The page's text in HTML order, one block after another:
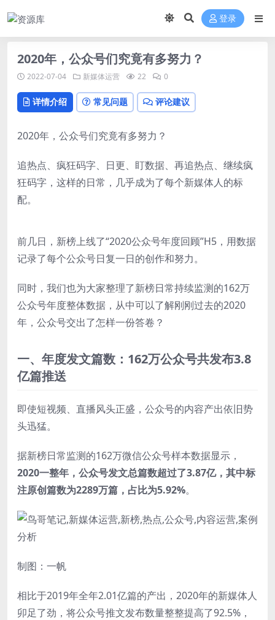
登录
2020年，公众号们究竟有多努力？
2022-07-04 新媒体运营 22 0
详情介绍 常见问题 评论建议
2020年，公众号们究竟有多努力？
追热点、疯狂码字、日更、盯数据、再追热点、继续疯
狂码字，这样的日常，几乎成为了每个新媒体人的标
配。
前几日，新榜上线了“2020公众号年度回顾”H5，用数据
记录了每个公众号日复一日的创作和努力。
同时，我们也为大家整理了新榜日常持续监测的162万
公众号年度整体数据，从中可以了解刚刚过去的2020
年，公众号交出了怎样一份答卷？
一、年度发文篇数：162万公众号共发布3.8
亿篇推送
即使短视频、直播风头正盛，公众号的内容产出依旧势
头迅猛。
据新榜日常监测的162万微信公众号样本数据显示，
2020一整年，公众号发文总篇数超过了3.87亿，其中标
注原创篇数为2289万篇，占比为5.92%。
制图：一帆
相比于2019年全年2.01亿篇的产出，2020年的新媒体人
卯足了劲，将公众号推文发布数量整整提高了92.5%，